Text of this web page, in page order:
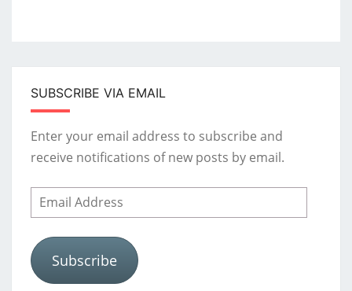
SUBSCRIBE VIA EMAIL
Enter your email address to subscribe and
receive notifications of new posts by email.
Email
Address
Subscribe